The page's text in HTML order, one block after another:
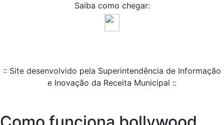
Saiba como chegar:
:: Site desenvolvido pela Superintendência de Informação
e Inovação da Receita Municipal ::